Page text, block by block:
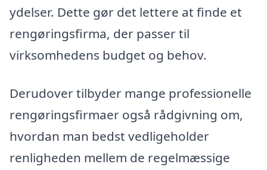
ydelser. Dette gør det lettere at finde et
rengøringsfirma, der passer til
virksomhedens budget og behov.
Derudover tilbyder mange professionelle
rengøringsfirmaer også rådgivning om,
hvordan man bedst vedligeholder
renligheden mellem de regelmæssige